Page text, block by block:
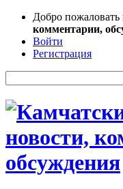
Добро пожаловать
комментарии,
Войти
Регистрация